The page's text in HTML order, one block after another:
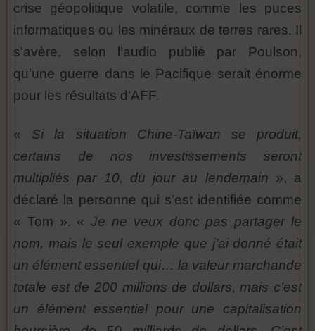
crise géopolitique volatile, comme les puces
informatiques ou les minéraux de terres rares. Il
s’avère, selon l’audio publié par Poulson,
qu’une guerre dans le Pacifique serait énorme
pour les résultats d’AFF.
« Si la situation Chine-Taïwan se produit,
certains de nos investissements seront
multipliés par 10, du jour au lendemain », a
déclaré la personne qui s’est identifiée comme
« Tom ». «Je ne veux donc pas partager le
nom, mais le seul exemple que j’ai donné était
un élément essentiel qui… la valeur marchande
totale est de 200 millions de dollars, mais c’est
un élément essentiel pour une capitalisation